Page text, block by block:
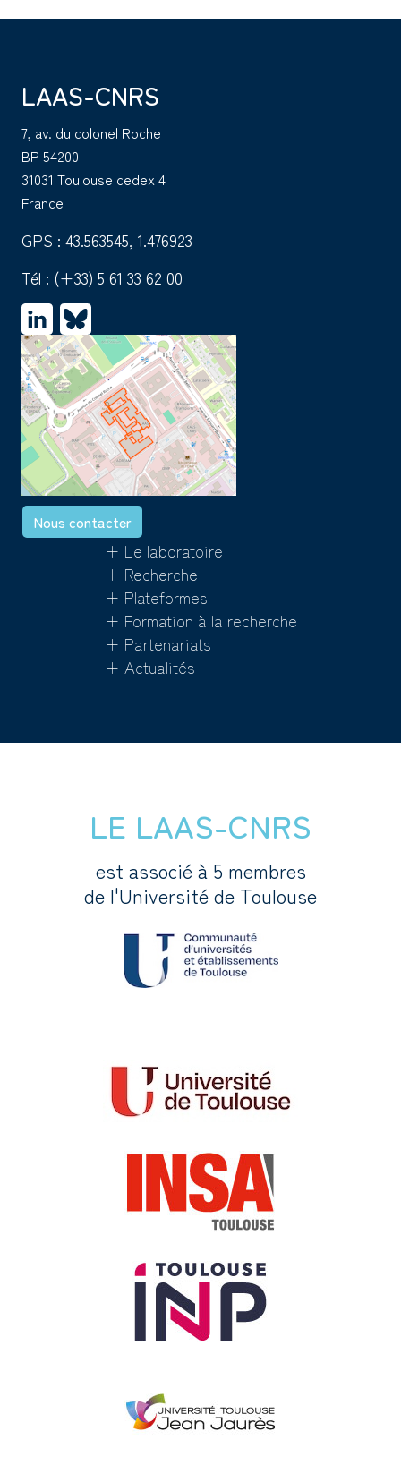
LAAS-CNRS
7, av. du colonel Roche
BP 54200
31031 Toulouse cedex 4
France
GPS : 43.563545, 1.476923
Tél : (+33) 5 61 33 62 00
Nous contacter
+ Le laboratoire
+ Recherche
+ Plateformes
+ Formation à la recherche
+ Partenariats
+ Actualités
LE LAAS-CNRS
est associé à 5 membres
de l'Université de Toulouse